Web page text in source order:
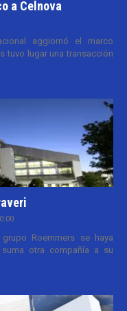
a Celnova
aggiornó el marco
tuvo lugar una transacción
Roemmers se haya
otra compañía a su